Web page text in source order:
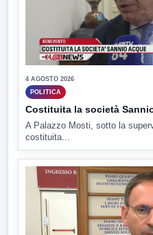
4 AGOSTO 2026
POLITICA
Costituita la società
A Palazzo Mosti, sotto la
costituita...